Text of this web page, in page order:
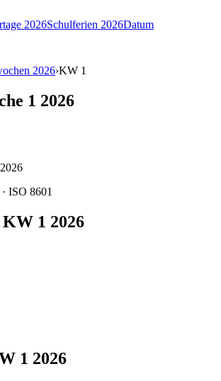
2026Schulferien 2026Datum
2026›KW 1
1 2026
ISO 8601
KW 1 2026
1 2026